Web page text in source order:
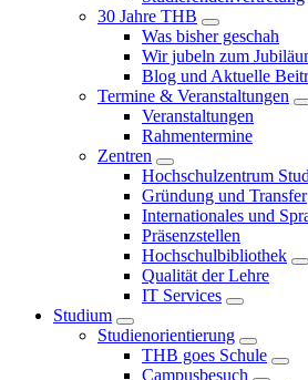
30 Jahre THB
Was bisher geschah
Wir jubeln zum
Blog und Aktuelle
Termine & Veranstaltungen
Veranstaltungen
Rahmentermine
Zentren
Hochschulzentrum
Gründung und Transfer
Internationales und
Präsenzstellen
Hochschulbibliothek
Qualität der Lehre
IT Services
Studium
Studienorientierung
THB goes Schule
Campusbesuch